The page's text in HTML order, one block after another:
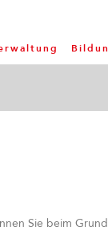
Sie beim